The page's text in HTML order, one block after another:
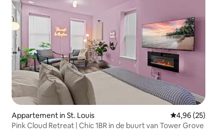
Appartement in St. Louis Gemiddelde
4,96 (25)
Pink Cloud Retreat | Chic 1BR in de buurt van Tower Grove